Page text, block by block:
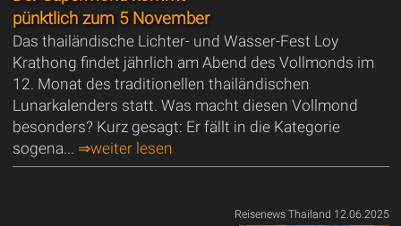
pünktlich zum 5 November
Das thailändische Lichter- und Wasser-Fest Loy
Krathong findet jährlich am Abend des Vollmonds im
12. Monat des traditionellen thailändischen
Lunarkalenders statt. Was macht diesen Vollmond
besonders? Kurz gesagt: Er fällt in die Kategorie
sogena... ⇒weiter lesen
Reisenews Thailand 12.06.2025